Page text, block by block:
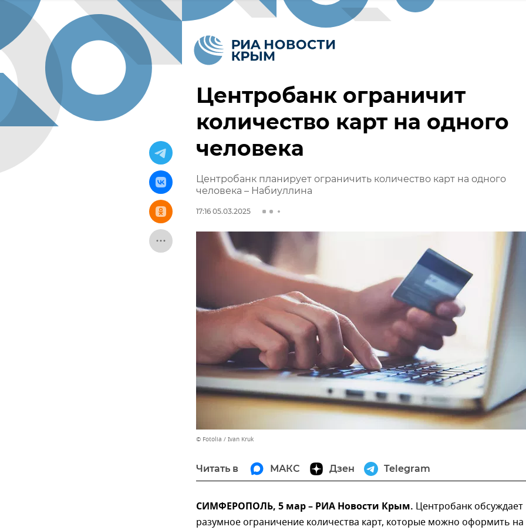
Центробанк ограничит
количество карт на одного
человека
Центробанк планирует ограничить количество карт на одного
человека – Набиуллина
17:16 05.03.2025
© Fotolia / Ivan Kruk
Читать в МАКС Дзен Telegram
СИМФЕРОПОЛЬ, 5 мар – РИА Новости Крым. Центробанк обсуждает
разумное ограничение количества карт, которые можно оформить на